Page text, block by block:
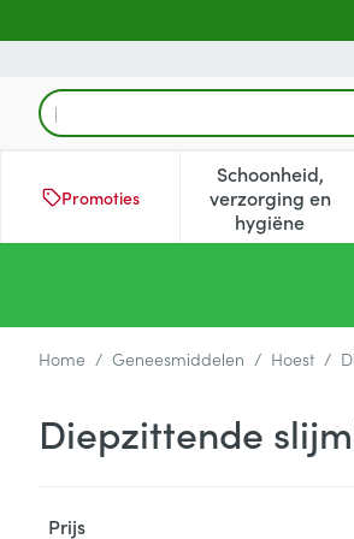
Product, merk, categorie...
Promoties
Schoonheid,
verzorging en
hygiëne
Toon
Home / Geneesmiddelen / Hoest /
Diepzittende
Prijs